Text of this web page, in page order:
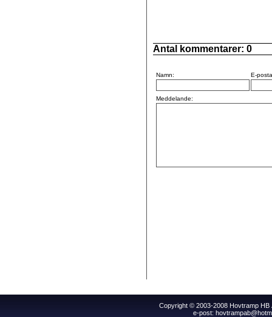
Antal kommentarer: 0
Namn: E-
Meddelande:
Copyright © 2003-2008 Hovtramp HB
e-post: